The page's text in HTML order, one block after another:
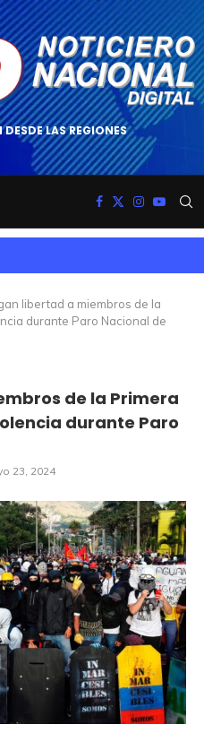
LAS REGIONES
libertad a miembros de la
durante Paro Nacional de
de la Primera
durante Paro
23, 2024